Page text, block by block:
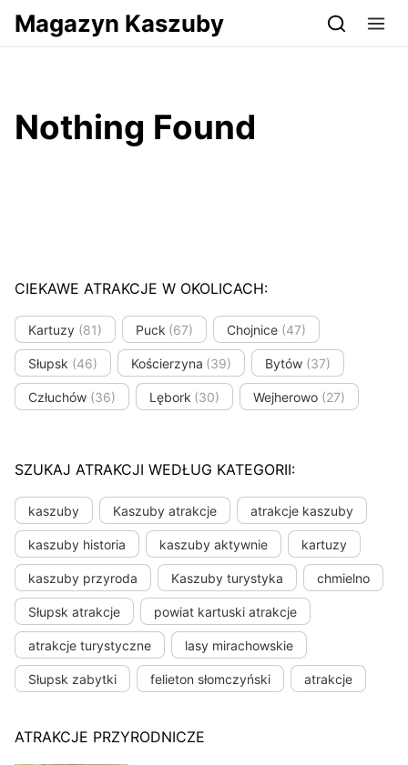
Przejdź do serwisu magazynkaszuby.pl
Magazyn Kaszuby
Nothing Found
CIEKAWE ATRAKCJE W OKOLICACH:
Kartuzy (81) Puck (67) Chojnice (47)
Słupsk (46) Kościerzyna (39) Bytów (37)
Człuchów (36) Lębork (30) Wejherowo (27)
SZUKAJ ATRAKCJI WEDŁUG KATEGORII:
kaszuby Kaszuby atrakcje atrakcje kaszuby
kaszuby historia kaszuby aktywnie kartuzy
kaszuby przyroda Kaszuby turystyka chmielno
Słupsk atrakcje powiat kartuski atrakcje
atrakcje turystyczne lasy mirachowskie
Słupsk zabytki felieton słomczyński atrakcje
ATRAKCJE PRZYRODNICZE